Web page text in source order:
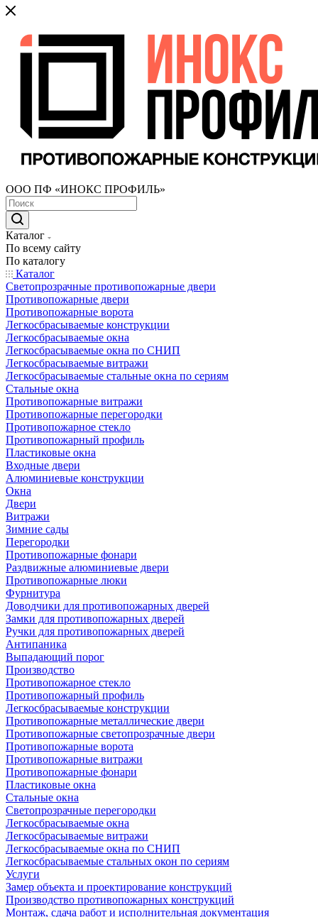
ООО ПФ «ИНОКС ПРОФИЛЬ»
Каталог
По всему сайту
По каталогу
Каталог
Светопрозрачные противопожарные двери
Противопожарные двери
Противопожарные ворота
Легкосбрасываемые конструкции
Легкосбрасываемые окна
Легкосбрасываемые окна по СНИП
Легкосбрасываемые витражи
Легкосбрасываемые стальные окна по сериям
Стальные окна
Противопожарные витражи
Противопожарные перегородки
Противопожарное стекло
Противопожарный профиль
Пластиковые окна
Входные двери
Алюминиевые конструкции
Окна
Двери
Витражи
Зимние сады
Перегородки
Противопожарные фонари
Раздвижные алюминиевые двери
Противопожарные люки
Фурнитура
Доводчики для противопожарных дверей
Замки для противопожарных дверей
Ручки для противопожарных дверей
Антипаника
Выпадающий порог
Производство
Противопожарное стекло
Противопожарный профиль
Легкосбрасываемые конструкции
Противопожарные металлические двери
Противопожарные светопрозрачные двери
Противопожарные ворота
Противопожарные витражи
Противопожарные фонари
Пластиковые окна
Стальные окна
Светопрозрачные перегородки
Легкосбрасываемые окна
Легкосбрасываемые витражи
Легкосбрасываемые окна по СНИП
Легкосбрасываемые стальных окон по сериям
Услуги
Замер объекта и проектирование конструкций
Производство противопожарных конструкций
Монтаж, сдача работ и исполнительная документация